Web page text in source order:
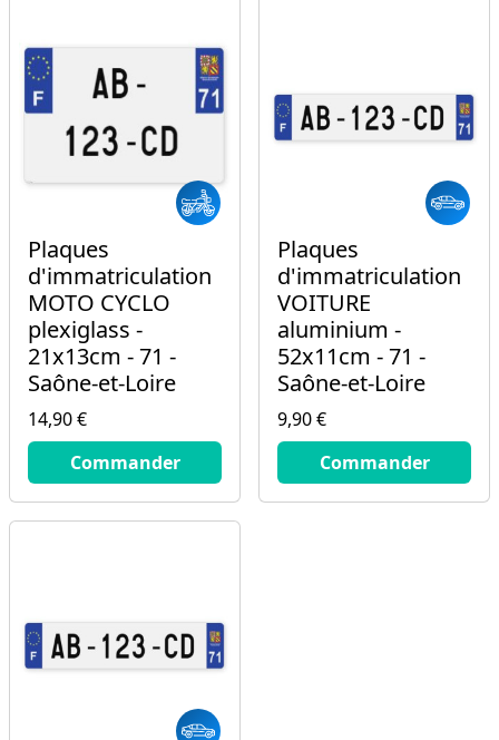
Plaques
d'immatriculation
MOTO CYCLO
plexiglass -
21x13cm - 71 -
Saône-et-Loire
14,90 €
14.9
€Commander
Plaques
d'immatriculation
VOITURE
aluminium -
52x11cm - 71 -
Saône-et-Loire
9,90 €
9.9
Commander